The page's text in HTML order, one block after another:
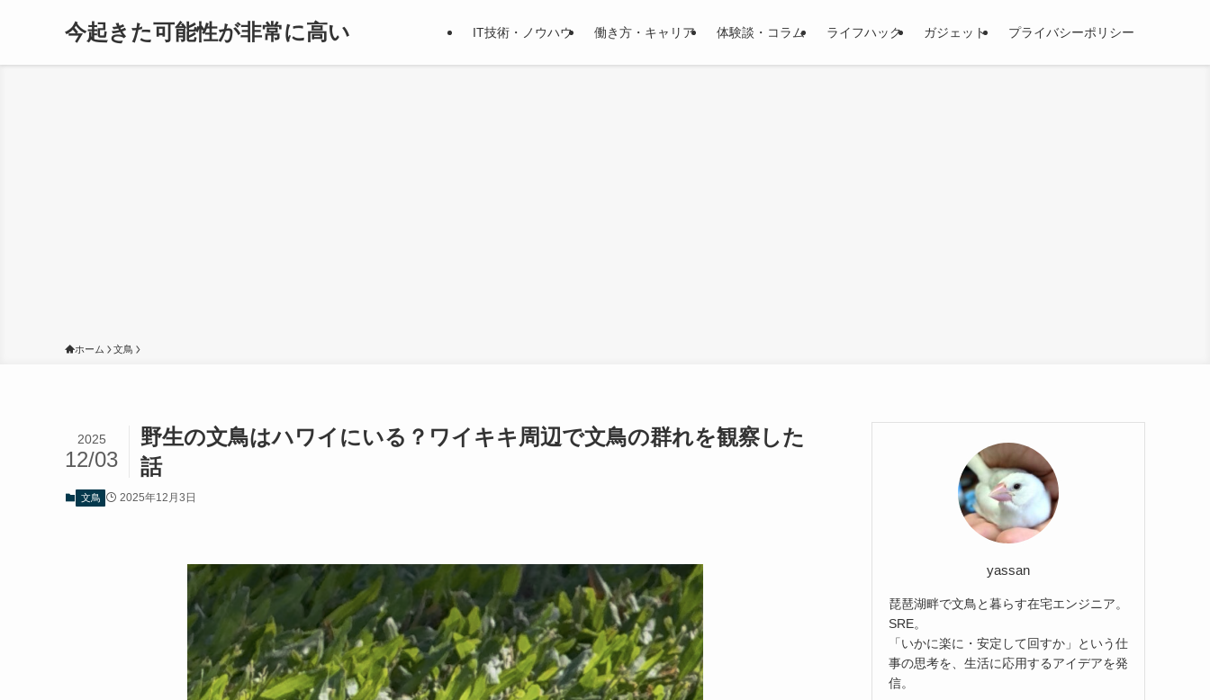
今起きた可能性が非常に高い IT技術・ノウハウ 働き方・キャリア 体験談・コラム ライフハック ガジェット プライバシーポリシー
ホーム 文鳥
野生の文鳥はハワイにいる？ワイキキ周辺で文鳥の群れを観察した
話
2025
12/03
文鳥 2025年12月3日
yassan
琵琶湖畔で文鳥と暮らす在宅エンジニア。
SRE。
「いかに楽に・安定して回すか」という仕
事の思考を、生活に応用するアイデアを発
信。